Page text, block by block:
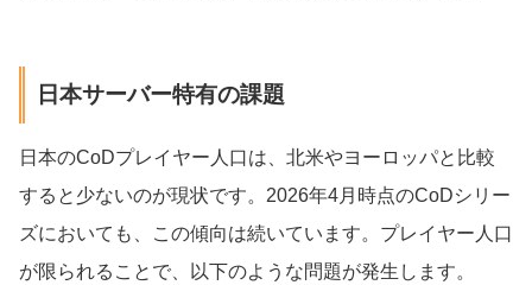
日本サーバー特有の課題
日本のCoDプレイヤー人口は、北米やヨーロッパと比較
すると少ないのが現状です。2026年4月時点のCoDシリー
ズにおいても、この傾向は続いています。プレイヤー人口
が限られることで、以下のような問題が発生します。